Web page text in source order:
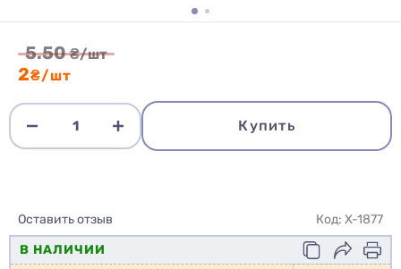
5.50 ₴/шт
2₴/шт
Купить
Оставить отзыв
Код: X-1877
В НАЛИЧИИ